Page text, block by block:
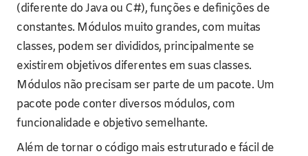
(diferente do Java ou C#), funções e definições de
constantes. Módulos muito grandes, com muitas
classes, podem ser divididos, principalmente se
existirem objetivos diferentes em suas classes.
Módulos não precisam ser parte de um pacote. Um
pacote pode conter diversos módulos, com
funcionalidade e objetivo semelhante.
Além de tornar o código mais estruturado e fácil de